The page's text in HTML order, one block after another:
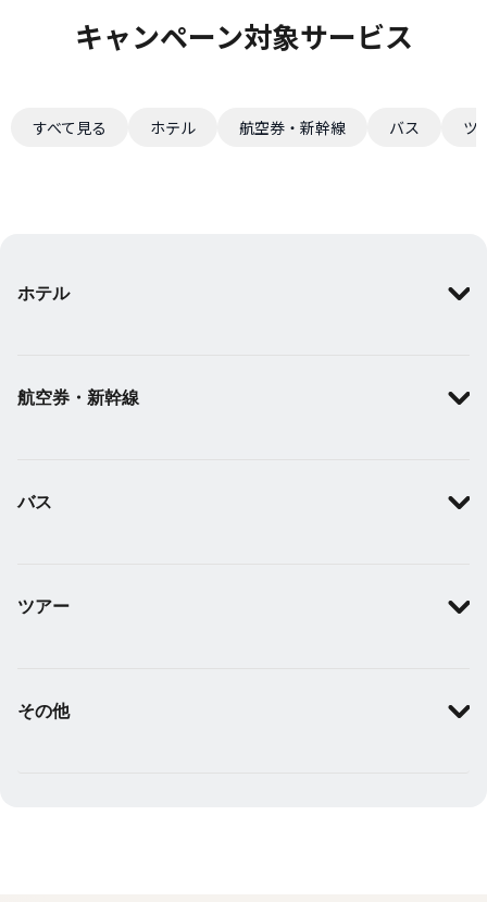
キャンペーン対象サービス
すべて見る ホテル 航空券・新幹線 バス ツ
ホテル
航空券・新幹線
バス
ツアー
その他